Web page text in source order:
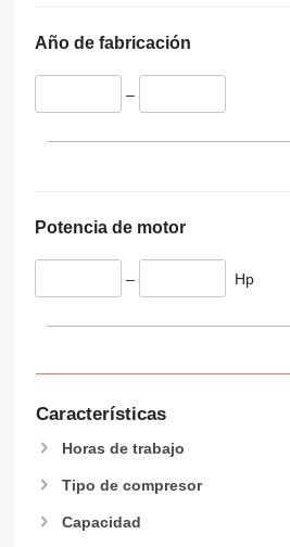
Año de fabricación
–
Potencia de motor
– Hp
Características
Horas de trabajo
Tipo de compresor
Capacidad